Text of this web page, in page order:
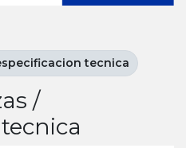
/
tecnica